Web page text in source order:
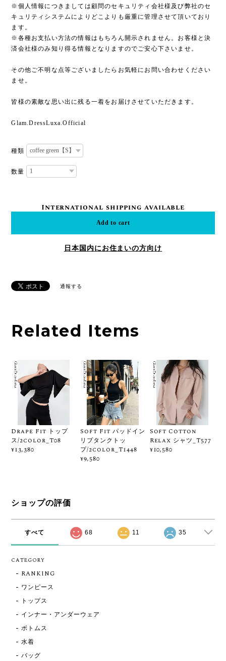
※個人情報につきましては顧問のセキュリティ会社様及び弊社のセ
キュリティシステムによりどこよりも厳重に管理させて頂いており
ます。
※各種お支払い方法の情報はもちろん開示されません。お客様と決
済会社様のみ知り得る情報となりますのでご安心下さいませ。
その他ご不明な点等ございましたらお気軽にお問い合わせください
ませ。
皆様の素敵な思い出に残る一着をお届けさせていただきます。
Glam.DressLuxa.Official
種類
数量
International shipping available
Add to cart
日本国内にお住まいの方向け
通報する
Related Items
Drape Fit トップ
ス/2color_T08
¥13,380
Soft Fit パッドイン
リブタンクトッ
プ/2color_T1448
¥9,580
Soft Cotton
Relax シャツ_T577
¥10,580
ショップの評価
すべて 68 11 35
CATEGORY
RANKING
ワンピース
トップス
インナー・アンダーウェア
ボトムス
水着
バッグ